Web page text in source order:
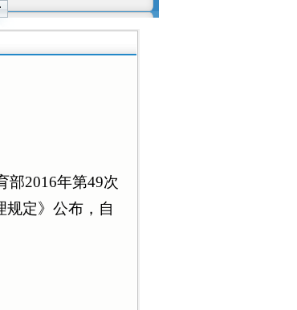
部2016年第49次
规定》公布，自